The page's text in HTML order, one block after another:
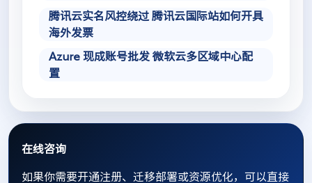
腾讯云实名风控绕过 腾讯云国际站如何开具
海外发票
Azure 现成账号批发 微软云多区域中心配
置
在线咨询
如果你需要开通注册、迁移部署或资源优化，可以直接